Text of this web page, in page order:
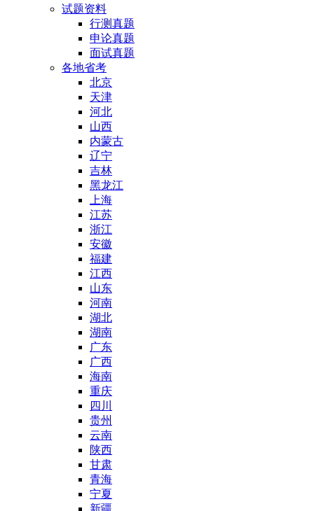
试题资料
行测真题
申论真题
面试真题
各地省考
北京
天津
河北
山西
内蒙古
辽宁
吉林
黑龙江
上海
江苏
浙江
安徽
福建
江西
山东
河南
湖北
湖南
广东
广西
海南
重庆
四川
贵州
云南
陕西
甘肃
青海
宁夏